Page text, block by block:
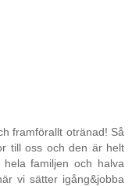
framförallt otränad! Så
till oss och den är helt
familjen och halva
vi sätter igång&jobba